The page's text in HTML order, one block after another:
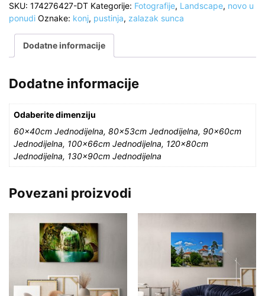
galopu,
pustinja,
zalazak
sunca
količina
SKU: 174276427-DT Kategorije: Fotografije, Landscape, novo u
ponudi Oznake: konj, pustinja, zalazak sunca
Dodatne informacije
Dodatne informacije
Odaberite dimenziju
60x40cm Jednodijelna, 80x53cm Jednodijelna, 90x60cm
Jednodijelna, 100x66cm Jednodijelna, 120x80cm
Jednodijelna, 130x90cm Jednodijelna
Povezani proizvodi